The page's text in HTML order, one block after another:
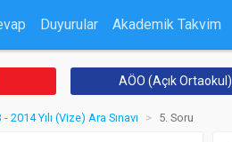
Duyurular Akademik Takvim
AÖO (Açık Ortaokul)
2014 Yılı (Vize) Ara Sınavı 5. Soru